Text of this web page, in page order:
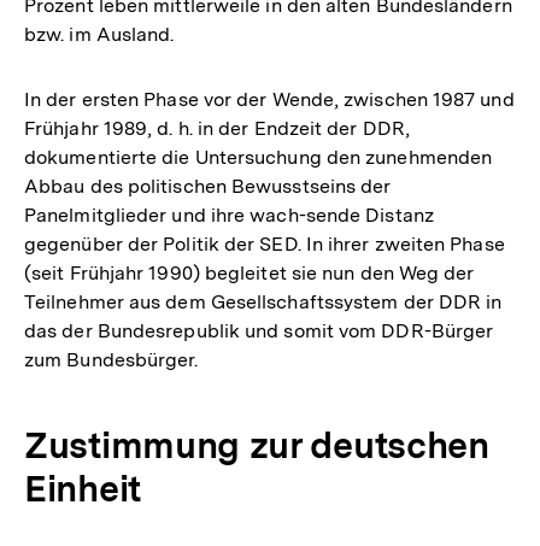
Prozent leben mittlerweile in den alten Bundesländern
bzw. im Ausland.
In der ersten Phase vor der Wende, zwischen 1987 und
Frühjahr 1989, d. h. in der Endzeit der DDR,
dokumentierte die Untersuchung den zunehmenden
Abbau des politischen Bewusstseins der
Panelmitglieder und ihre wach-sende Distanz
gegenüber der Politik der SED. In ihrer zweiten Phase
(seit Frühjahr 1990) begleitet sie nun den Weg der
Teilnehmer aus dem Gesellschaftssystem der DDR in
das der Bundesrepublik und somit vom DDR-Bürger
zum Bundesbürger.
Zustimmung zur deutschen
Einheit